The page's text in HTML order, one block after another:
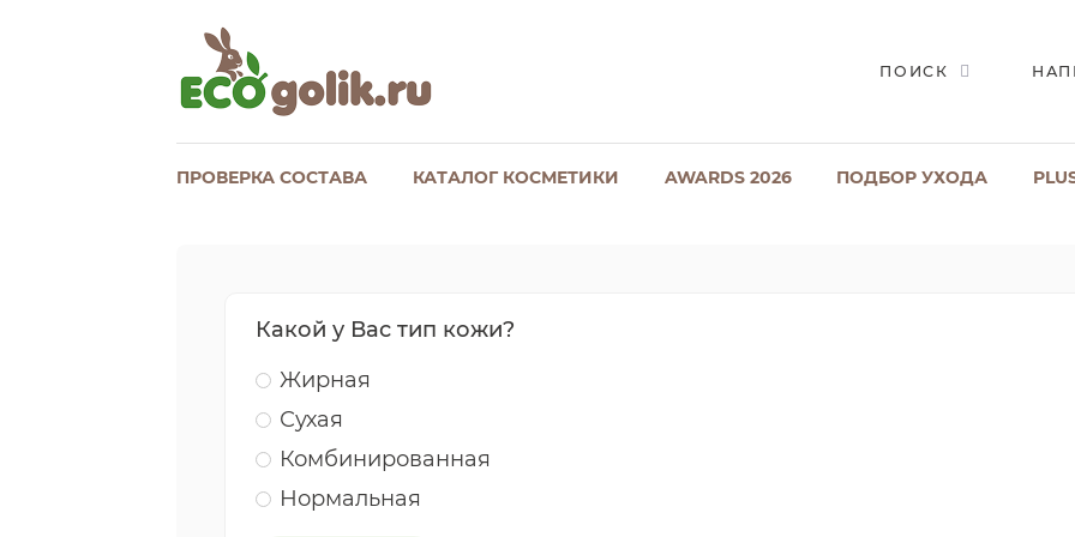
ПОИСК
ПРОВЕРКА СОСТАВА КАТАЛОГ КОСМЕТИКИ AWARDS 2026 ПОДБОР УХОДА
Какой у Вас тип кожи?
Жирная
Сухая
Комбинированная
Нормальная